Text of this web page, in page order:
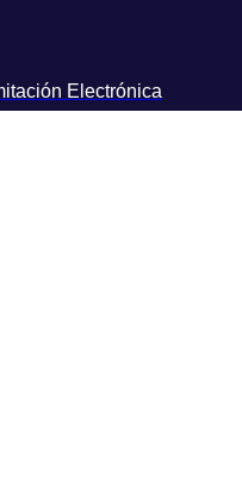
Electrónica